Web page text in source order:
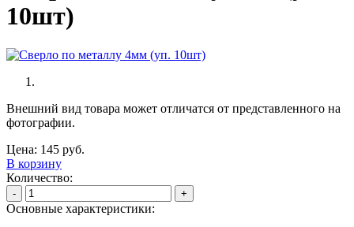
10шт)
Внешний вид товара может отличатся от представленного на
фотографии.
Цена: 145 руб.
В корзину
Количество:
- +
Основные характеристики: